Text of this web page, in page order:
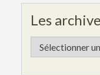
Les
Les
archives